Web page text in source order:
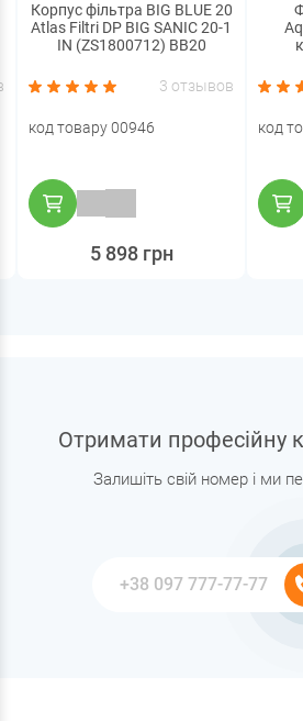
Корпус фільтра BIG BLUE 20
Atlas Filtri DP BIG SANIC 20-1
IN (ZS1800712) BB20
3 отзывов
код товару 00946
5 898 грн
код
Отримати професійну
Залишіть свій номер і ми